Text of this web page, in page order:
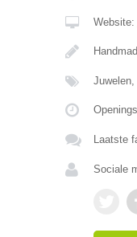
Website:
Laatste
Sociale